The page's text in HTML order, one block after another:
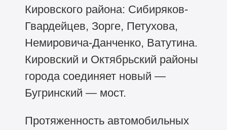
Кировского района: Сибиряков-
Гвардейцев, Зорге, Петухова,
Немировича-Данченко, Ватутина.
Кировский и Октябрьский районы
города соединяет новый —
Бугринский — мост.
Протяженность автомобильных